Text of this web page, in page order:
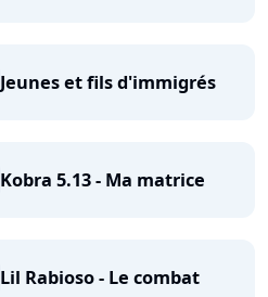
Jeunes et fils d'immigrés
Kobra 5.13 - Ma matrice
Lil Rabioso - Le combat